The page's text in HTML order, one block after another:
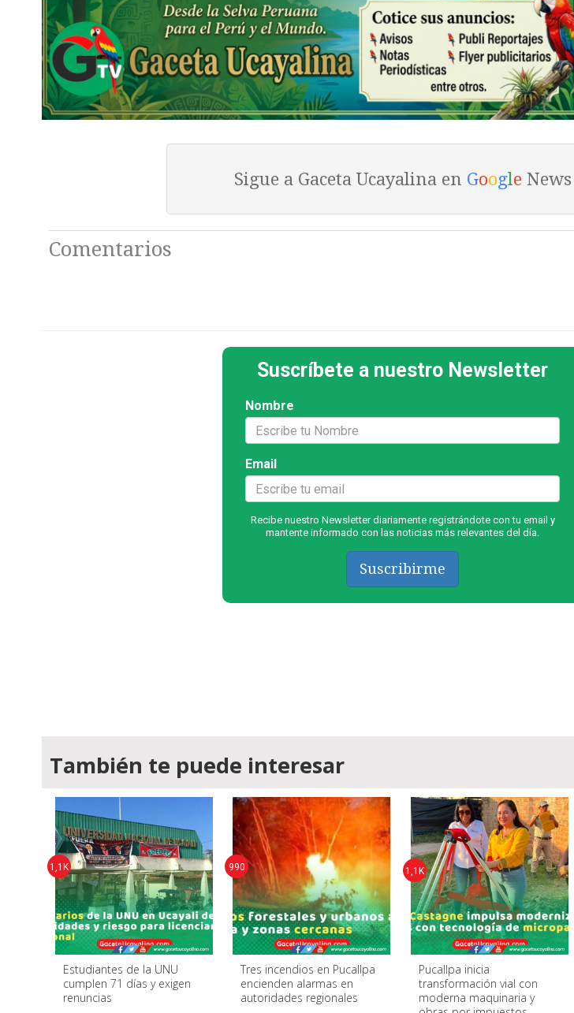
Sigue a Gaceta Ucayalina en GoogleNews
Comentarios
Suscríbete a nuestro Newsletter
Nombre
Email
Recibe nuestro Newsletter diariamente registrándote con tu email y
mantente informado con las noticias más relevantes del día.
Suscribirme
También te puede interesar
Estudiantes de la UNU
cumplen 71 días y exigen
renuncias
1,1K
Tres incendios en Pucallpa
encienden alarmas en
autoridades regionales
990
Pucallpa inicia
transformación vial con
moderna maquinaria y
1,1K